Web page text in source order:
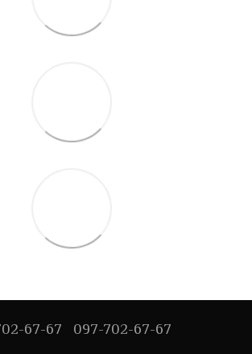
67-67 097-702-67-67